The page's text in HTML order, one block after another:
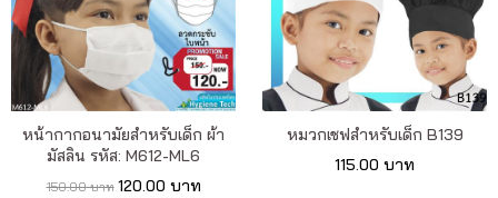
หน้ากากอนามัยสำหรับเด็ก ผ้า
มัสลิน รหัส: M612-ML6
150.00 บาท 120.00 บาท
หมวกเชฟสำหรับเด็ก B139
115.00 บาท